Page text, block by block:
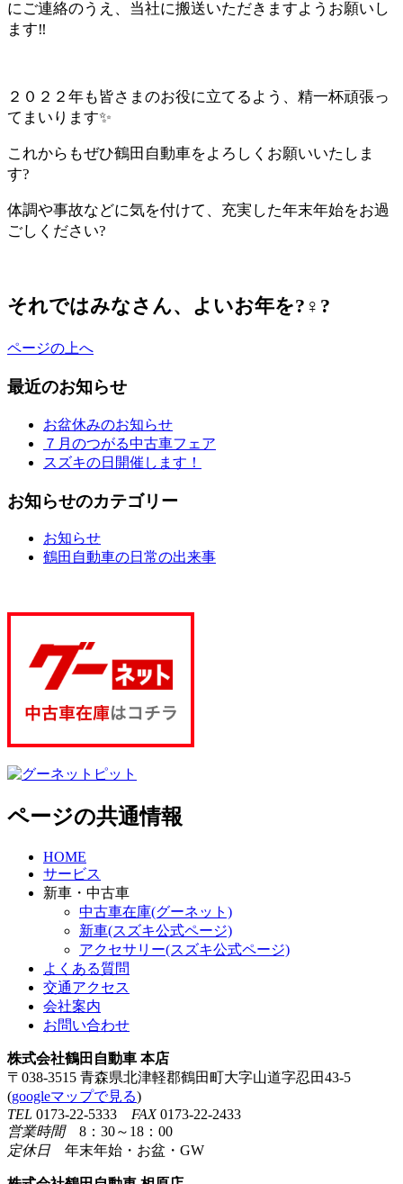
にご連絡のうえ、当社に搬送いただきますようお願いし
ます‼
２０２２年も皆さまのお役に立てるよう、精一杯頑張っ
てまいります✨
これからもぜひ鶴田自動車をよろしくお願いいたしま
す?
体調や事故などに気を付けて、充実した年末年始をお過
ごしください?
それではみなさん、よいお年を?‍♀️?
ページの上へ
最近のお知らせ
お盆休みのお知らせ
７月のつがる中古車フェア
スズキの日開催します！
お知らせのカテゴリー
お知らせ
鶴田自動車の日常の出来事
ページの共通情報
HOME
サービス
新車・中古車
中古車在庫(グーネット)
新車(スズキ公式ページ)
アクセサリー(スズキ公式ページ)
よくある質問
交通アクセス
会社案内
お問い合わせ
株式会社鶴田自動車 本店
〒038-3515 青森県北津軽郡鶴田町大字山道字忍田43-5
(googleマップで見る)
TEL 0173-22-5333 FAX0173-22-2433
営業時間8：30～18：00
定休日 年末年始・お盆・GW